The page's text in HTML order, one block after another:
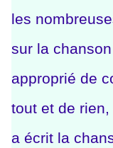
les
sur la
approprié de
tout et de
a écrit la